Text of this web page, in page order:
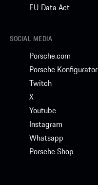
EU Data Act
SOCIAL MEDIA
Porsche.com
Porsche Konfigurator
Twitch
X
Youtube
Instagram
Whatsapp
Porsche Shop